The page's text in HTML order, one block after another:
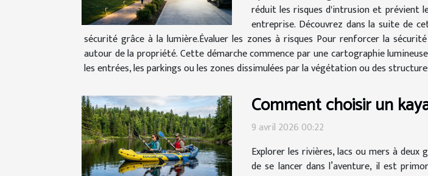
réduit les risques d'intrusion et prévient
entreprise. Découvrez dans la suite de
sécurité grâce à la lumière.Évaluer les zones à risques Pour renforcer la
autour de la propriété. Cette démarche commence par une cartographie
les entrées, les parkings ou les zones dissimulées par la végétation ou des
Comment choisir un
9 avril 2026 00:22
Explorer les rivières, lacs ou mers à
de se lancer dans l’aventure, il est